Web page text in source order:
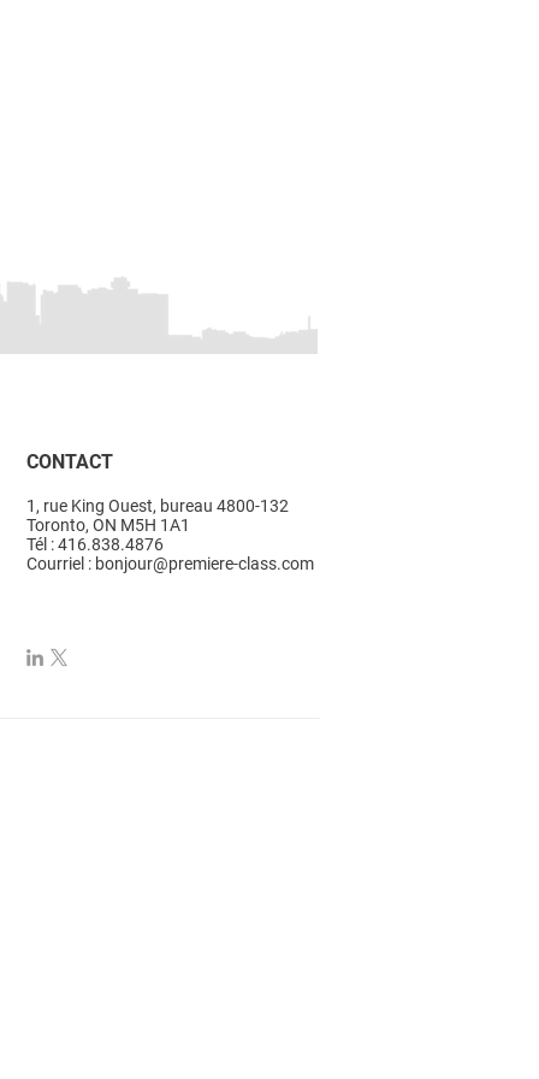
CONTACT
1, rue King Ouest, bureau 4800-132
Toronto, ON M5H 1A1
Tél : 416.838.4876
Courriel : bonjour@premiere-class.com